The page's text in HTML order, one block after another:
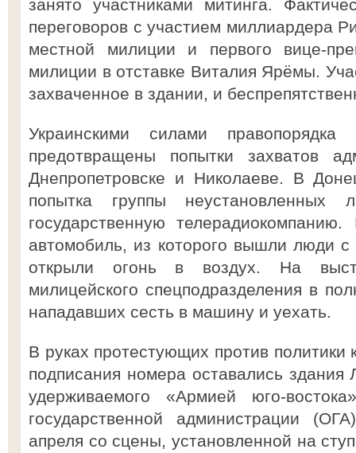
занято участниками митинга.
переговоров с участием миллиардера
местной милиции и первого вице-
милиции в отставке Виталия Ярёмы.
захваченное в здании, и
Украинскими силами
предотвращены попытки захватов
Днепропетровске и Николаеве. В
попытка группы неустановленных
государственную
автомобиль, из которого вышли люди
открыли огонь в воздух. На
милицейского спецподразделения в
нападавших сесть в машину и уехать.
В руках протестующих против политики
подписания номера оставались здания
удерживаемого «Армией юго-
государственной администрации
апреля со сцены, установленной на